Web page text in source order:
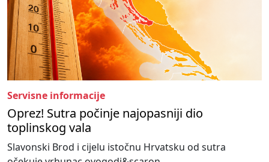
Servisne informacije
Oprez! Sutra počinje najopasniji dio
toplinskog vala
Slavonski Brod i cijelu istočnu Hrvatsku od sutra